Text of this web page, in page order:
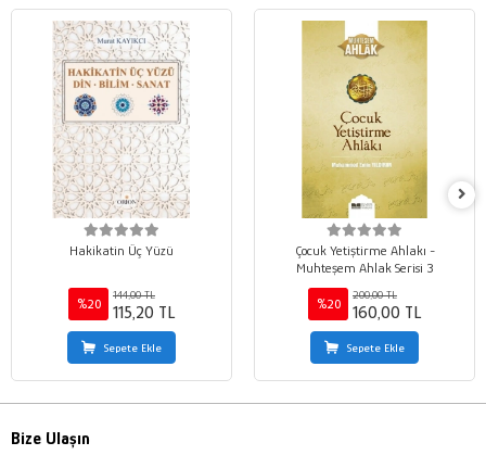
Hakikatin Üç Yüzü
%20
144,00 TL
115,20 TL
Sepete Ekle
Çocuk Yetiştirme Ahlakı -
Muhteşem Ahlak Serisi 3
%20
200,00 TL
160,00 TL
Sepete Ekle
Bize Ulaşın